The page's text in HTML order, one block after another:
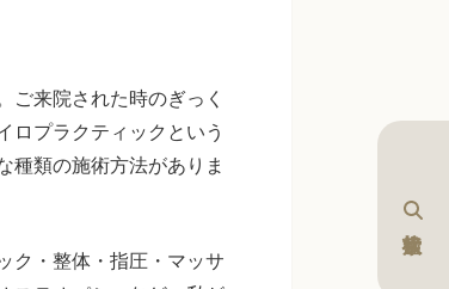
来院された時のぎっく
ロプラクティックという
種類の施術方法がありま
ク・整体・指圧・マッサ